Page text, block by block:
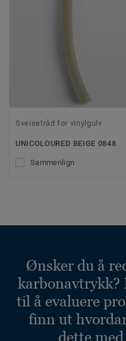
Sveisetråd for vinylgulv
UNICOLOURED BEIGE 0848
Sammenlign
Ønsker du å
karbonavtrykk?
til å evaluere
finn ut
dette